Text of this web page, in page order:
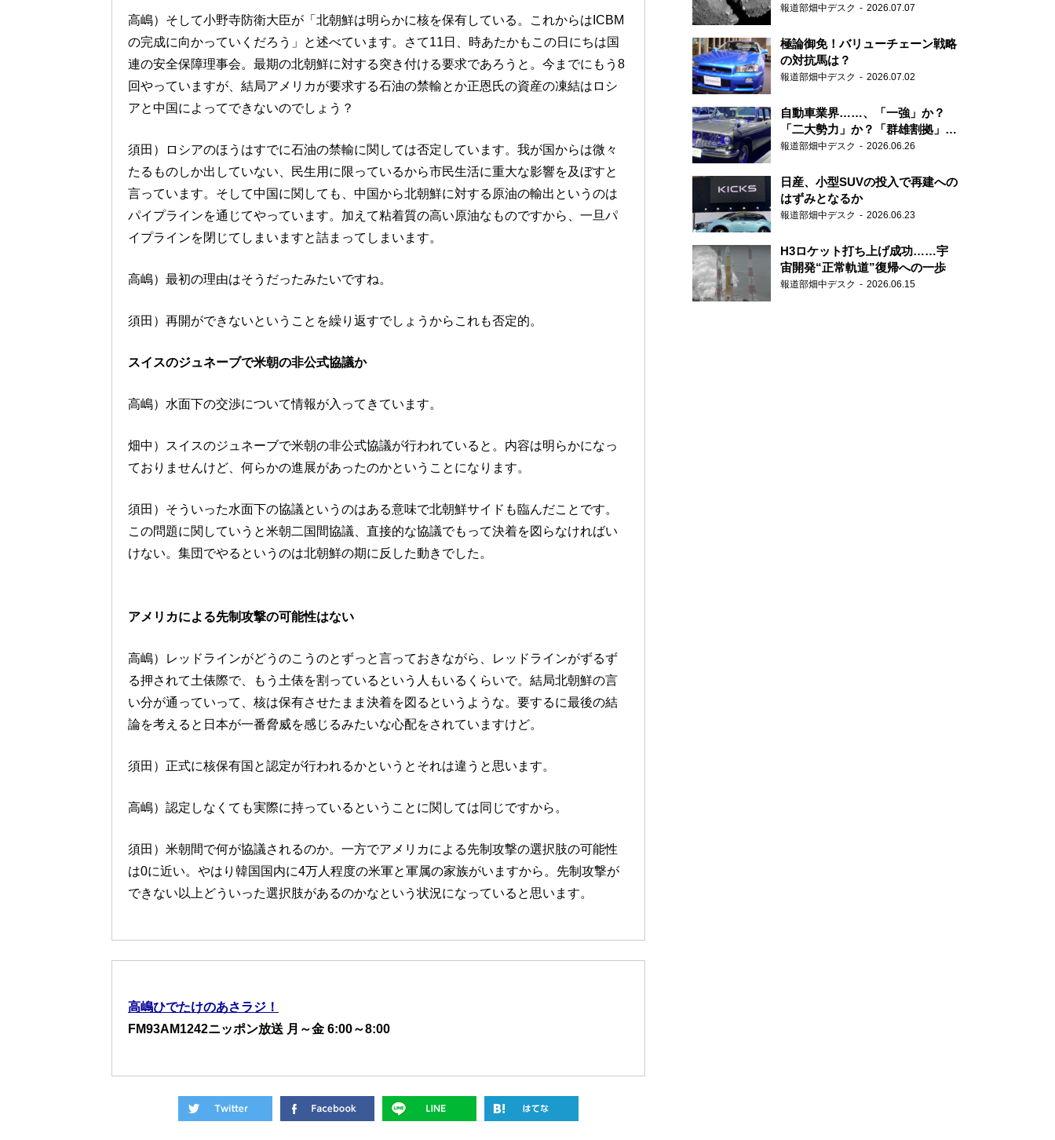
高嶋）そして小野寺防衛大臣が「北朝鮮は明らかに核を保有している。これからはICBM
の完成に向かっていくだろう」と述べています。さて11日、時あたかもこの日にちは国
連の安全保障理事会。最期の北朝鮮に対する突き付ける要求であろうと。今までにもう8
回やっていますが、結局アメリカが要求する石油の禁輸とか正恩氏の資産の凍結はロシ
アと中国によってできないのでしょう？
須田）ロシアのほうはすでに石油の禁輸に関しては否定しています。我が国からは微々
たるものしか出していない、民生用に限っているから市民生活に重大な影響を及ぼすと
言っています。そして中国に関しても、中国から北朝鮮に対する原油の輸出というのは
パイプラインを通じてやっています。加えて粘着質の高い原油なものですから、一旦パ
イプラインを閉じてしまいますと詰まってしまいます。
高嶋）最初の理由はそうだったみたいですね。
須田）再開ができないということを繰り返すでしょうからこれも否定的。
スイスのジュネーブで米朝の非公式協議か
高嶋）水面下の交渉について情報が入ってきています。
畑中）スイスのジュネーブで米朝の非公式協議が行われていると。内容は明らかになっ
ておりませんけど、何らかの進展があったのかということになります。
須田）そういった水面下の協議というのはある意味で北朝鮮サイドも臨んだことです。
この問題に関していうと米朝二国間協議、直接的な協議でもって決着を図らなければい
けない。集団でやるというのは北朝鮮の期に反した動きでした。
アメリカによる先制攻撃の可能性はない
高嶋）レッドラインがどうのこうのとずっと言っておきながら、レッドラインがずるず
る押されて土俵際で、もう土俵を割っているという人もいるくらいで。結局北朝鮮の言
い分が通っていって、核は保有させたまま決着を図るというような。要するに最後の結
論を考えると日本が一番脅威を感じるみたいな心配をされていますけど。
須田）正式に核保有国と認定が行われるかというとそれは違うと思います。
高嶋）認定しなくても実際に持っているということに関しては同じですから。
須田）米朝間で何が協議されるのか。一方でアメリカによる先制攻撃の選択肢の可能性
は0に近い。やはり韓国国内に4万人程度の米軍と軍属の家族がいますから。先制攻撃が
できない以上どういった選択肢があるのかなという状況になっていると思います。
高嶋ひでたけのあさラジ！
FM93AM1242ニッポン放送 月～金 6:00～8:00
す
報道部畑中デスク 2026.07.07
極論御免！バリューチェーン戦略
の対抗馬は？
報道部畑中デスク 2026.07.02
自動車業界……、「一強」か？
「二大勢力」か？「群雄割拠」
か？
報道部畑中デスク 2026.06.26
日産、小型SUVの投入で再建への
はずみとなるか
報道部畑中デスク 2026.06.23
H3ロケット打ち上げ成功……宇
宙開発“正常軌道”復帰への一歩
報道部畑中デスク 2026.06.15